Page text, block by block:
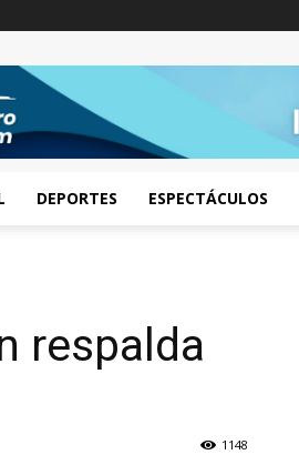
DEPORTES ESPECTÁCULOS
respalda
1148